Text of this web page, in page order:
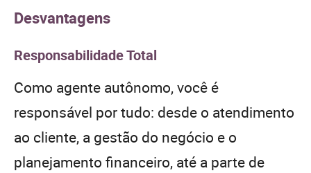
Desvantagens
Responsabilidade Total
Como agente autônomo, você é
responsável por tudo: desde o atendimento
ao cliente, a gestão do negócio e o
planejamento financeiro, até a parte de